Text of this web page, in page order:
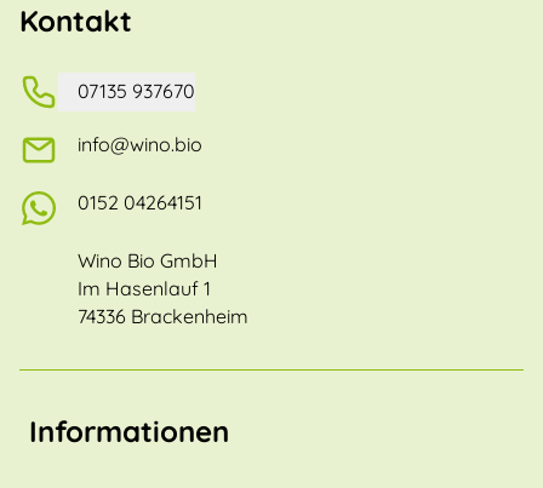
Kontakt
07135 937670
info@wino.bio
0152 04264151
Wino Bio GmbH
Im Hasenlauf 1
74336 Brackenheim
Informationen